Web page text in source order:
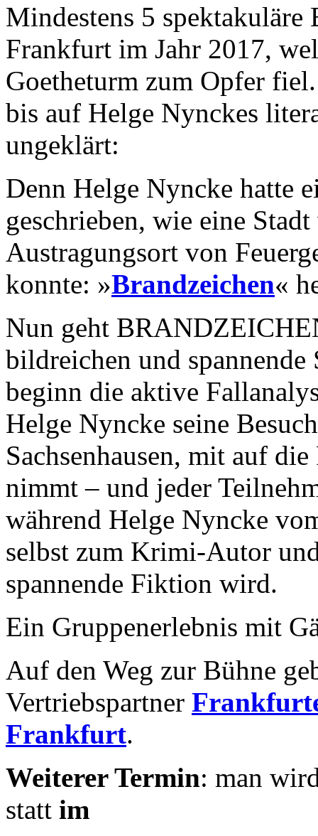
Mindestens 5 spektakuläre
Frankfurt im Jahr 2017,
Goetheturm zum Opfer
bis auf Helge Nynckes
ungeklärt:
Denn Helge Nyncke hatte
geschrieben, wie eine
Austragungsort von
konnte: »Brandzeichen«
Nun geht
bildreichen und spannende
beginn die aktive
Helge Nyncke seine
Sachsenhausen, mit auf
nimmt – und jeder
während Helge Nyncke
selbst zum Krimi-Autor
spannende Fiktion wird.
Ein Gruppenerlebnis mit
Auf den Weg zur Bühne
Vertriebspartner
Frankfurt.
Weiterer Termin: man
statt im